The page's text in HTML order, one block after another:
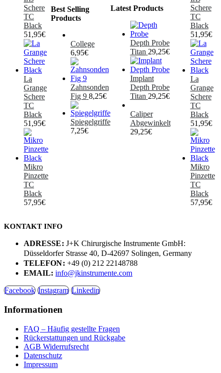
Schere
TC
Black
51,95€
La
Grange
Schere
TC
Black
51,95€
Mikro
Pinzette
TC
Black
57,95€
Best Selling
Products
College
6,95€
Zahnsonden
Fig 9 8,25€
Spiegelgriffe
7,25€
Latest Products
Depth Probe
Titan 29,25€
Implant
Depth Probe
Titan 29,25€
Caliper
Abgewinkelt
29,25€
Schere
TC
Black
51,95€
La
Grange
Schere
TC
Black
51,95€
Mikro
Pinzette
TC
Black
57,95€
KONTAKT INFO
ADRESSE: J+K Chirurgische Instrumente GmbH:
Düsseldorfer Strasse 40, D-42697 Solingen, Germany
TELEFON: +49 (0) 212 22148788
EMAIL: info@jkinstrumente.com
Facebook Instagram Linkedin
Informationen
FAQ – Häufig gestellte Fragen
Rückerstattungen und Rückgabe
AGB Widerrufsrecht
Datenschutz
Impressum